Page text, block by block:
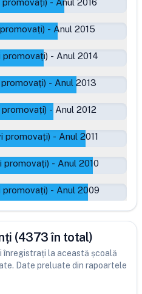
promovați) - Anul 2016
- Anul 2015
promovați) - Anul 2014
- Anul 2013
- Anul 2012
promovați) - Anul 2011
promovați) - Anul 2010
promovați) - Anul 2009
(4373 în total)
înregistrați la această școală
Date preluate din rapoartele